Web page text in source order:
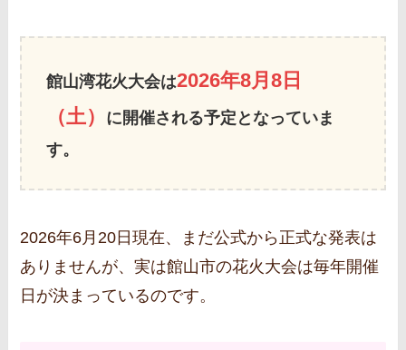
館山湾花火大会は2026年8月8日
（土）
に開催される予定となっていま
す。
2026年6月20日現在、まだ公式から正式な発表は
ありませんが、実は館山市の花火大会は毎年開催
日が決まっているのです。